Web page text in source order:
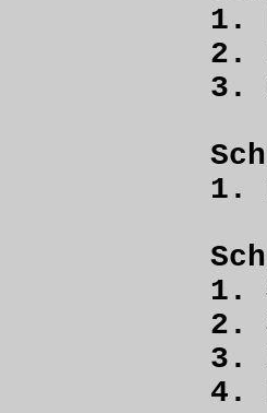
1.
2.
3.
1.
1.
2.
3.
4.